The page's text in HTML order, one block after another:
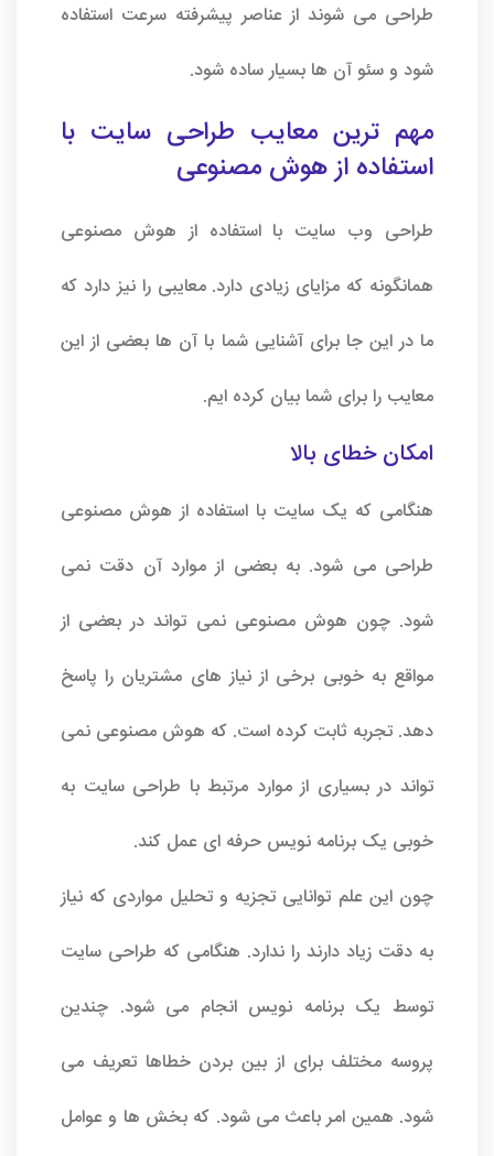
طراحی می شوند از عناصر پیشرفته سرعت استفاده
شود و سئو آن ها بسیار ساده شود.
مهم ترین معایب طراحی سایت با
استفاده از هوش مصنوعی
طراحی وب سایت با استفاده از هوش مصنوعی
همانگونه که مزایای زیادی دارد. معایبی را نیز دارد که
ما در این جا برای آشنایی شما با آن ها بعضی از این
معایب را برای شما بیان کرده ایم.
امکان خطای بالا
هنگامی که یک سایت با استفاده از هوش مصنوعی
طراحی می شود. به بعضی از موارد آن دقت نمی
شود. چون هوش مصنوعی نمی تواند در بعضی از
مواقع به خوبی برخی از نیاز های مشتریان را پاسخ
دهد. تجربه ثابت کرده است. که هوش مصنوعی نمی
تواند در بسیاری از موارد مرتبط با طراحی سایت به
خوبی یک برنامه نویس حرفه ای عمل کند.
چون این علم توانایی تجزیه و تحلیل مواردی که نیاز
به دقت زیاد دارند را ندارد. هنگامی که طراحی سایت
توسط یک برنامه نویس انجام می شود. چندین
پروسه مختلف برای از بین بردن خطاها تعریف می
شود. همین امر باعث می شود. که بخش ها و عوامل